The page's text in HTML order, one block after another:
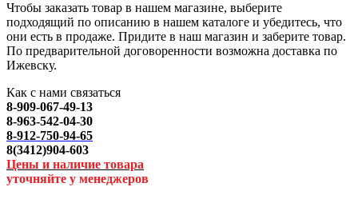
Чтобы заказать товар в нашем магазине, выберите
подходящий по описанию в нашем каталоге и убедитесь, что
они есть в продаже. Придите в наш магазин и заберите товар.
По предварительной договоренности возможна доставка по
Ижевску.
Как с нами связаться
8-909-067-49-13
8-963-542-04-30
8-912-750-94-65
8(3412)904-603
Цены и наличие товара
уточняйте у менеджеров